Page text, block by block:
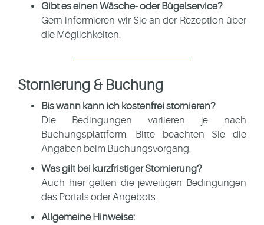
Gibt es einen Wäsche- oder Bügelservice?
Gern informieren wir Sie an der Rezeption über
die Möglichkeiten.
Stornierung & Buchung
Bis wann kann ich kostenfrei stornieren?
Die Bedingungen variieren je nach
Buchungsplattform. Bitte beachten Sie die
Angaben beim Buchungsvorgang.
Was gilt bei kurzfristiger Stornierung?
Auch hier gelten die jeweiligen Bedingungen
des Portals oder Angebots.
Allgemeine Hinweise: